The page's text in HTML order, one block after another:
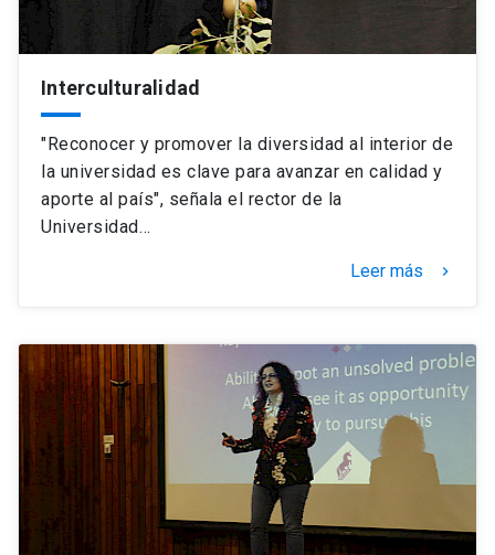
Interculturalidad
"Reconocer y promover la diversidad al interior de
la universidad es clave para avanzar en calidad y
aporte al país", señala el rector de la
Universidad…
Leer más keyboard_arrow_right